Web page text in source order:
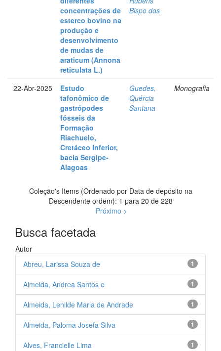
concentrações de
esterco bovino na
produção e
desenvolvimento
de mudas de
araticum (Annona
reticulata L.)
Bispo dos
22-Abr-2025
Estudo
tafonômico de
gastrópodes
fósseis da
Formação
Riachuelo,
Cretáceo Inferior,
bacia Sergipe-
Alagoas
Guedes,
Quércia
Santana
Monografia
Coleção's Items (Ordenado por Data de depósito na
Descendente ordem): 1 para 20 de 228
Próximo >
Busca facetada
Autor
1
Abreu, Larissa Souza de
1
Almeida, Andrea Santos e
1
Almeida, Lenilde Maria de Andrade
1
Almeida, Paloma Josefa Silva
1
Alves, Francielle Lima